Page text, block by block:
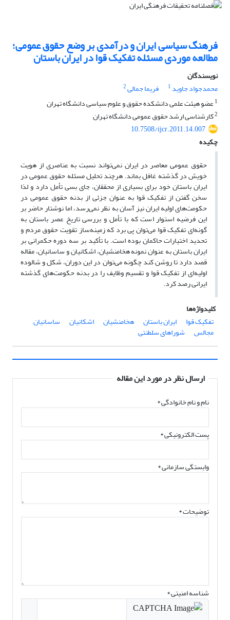
فرهنگ سیاسی ایران و درآمدی بر وضع حقوق عمومی؛
مطالعه موردی مسئله تفکیک قوا در ایران باستان
نویسندگان
محمدجواد جاوید 1 فریما جمالی2
1عضو هیئت علمی دانشکده حقوق و علوم سیاسی دانشگاه تهران
2کارشناسی ارشد حقوق عمومی دانشگاه تهران
10.7508/ijcr.2011.14.007
چکیده
حقوق عمومی معاصر در ایران نمی‌تواند نسبت به عناصری از هویت
خویش در گذشته غافل بماند. هرچند تحلیل مسئله حقوق عمومی در
ایران باستان خود برای بسیاری از محققان، جای بسی تأمل دارد و لذا
سخن گفتن از تفکیک قوا به عنوان جزئی از بدنه حقوق عمومی در
حکومت‌های اولیه ایران نیز آسان به نظر نمی‌رسد، اما نوشتار حاضر بر
این فرضیه استوار است که با تأمل و بررسی تاریخ عصر باستان به
گونه‌ای تفکیک قوا می‌توان پی برد که زمینه‌ساز تقویت حقوق مردم و
تحدید اختیارات حاکمان بوده است. با تأکید بر سه دوره حکمرانی بر
ایران باستان به عنوان نمونه هخامنشیان، اشکانیان و ساسانیان، مقاله
قصد دارد تا روشن کند چگونه می‌توان در این دوران، شکل و شالوده
اولیه‌ای از تفکیک قوا و تقسیم وظایف را در بدنه حکومت‌های گذشته
ایرانی رصد کرد.
کلیدواژه‌ها
تفکیک قوا
ایران باستان هخامنشیان اشکانیان ساسانیان
مجالس شوراهای سلطنتی
ارسال نظر در مورد این مقاله
نام و نام خانوادگی*
پست الکترونیکی*
وابستگی سازمانی *
توضیحات *
شناسه امنیتی *